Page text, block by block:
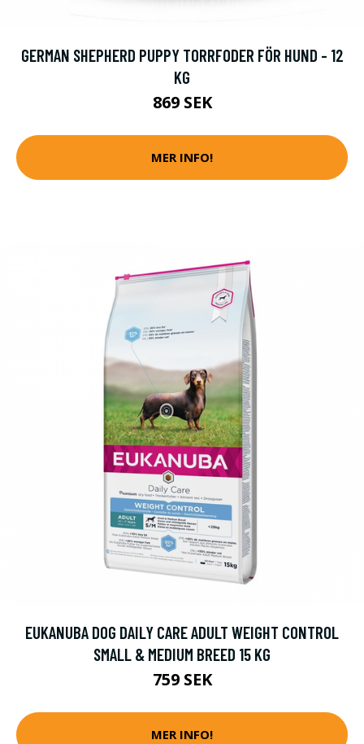
GERMAN SHEPHERD PUPPY TORRFODER FÖR HUND - 12
KG
869 SEK
MER INFO!
EUKANUBA DOG DAILY CARE ADULT WEIGHT CONTROL
SMALL & MEDIUM BREED 15 KG
759 SEK
MER INFO!